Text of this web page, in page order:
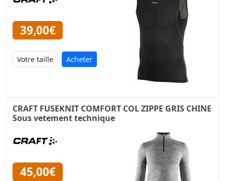
39,00€
Acheter
CRAFT FUSEKNIT COMFORT COL ZIPPE GRIS CHINE
Sous vetement technique
45,00€